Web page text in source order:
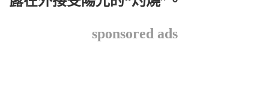
sponsored ads